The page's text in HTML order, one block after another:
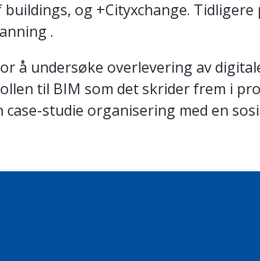
og +Cityxchange.
.
å undersøke overlevering av
til BIM som det skrider frem i
studie organisering med en